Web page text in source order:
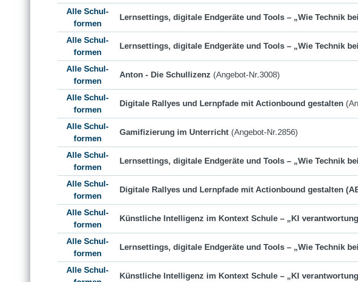
Alle Schul-
formen
Lernsettings, digitale Endgeräte und Tools – „Wie Technik
Alle Schul-
formen
Lernsettings, digitale Endgeräte und Tools – „Wie Technik
Alle Schul-
formen
Anton - Die Schullizenz (Angebot-Nr.3008)
Alle Schul-
formen
Digitale Rallyes und Lernpfade mit Actionbound gestalten
Alle Schul-
formen
Gamifizierung im Unterricht (Angebot-Nr.2856)
Alle Schul-
formen
Lernsettings, digitale Endgeräte und Tools – „Wie Technik
Alle Schul-
formen
Digitale Rallyes und Lernpfade mit Actionbound gestalten
Alle Schul-
formen
Künstliche Intelligenz im Kontext Schule – „KI
Alle Schul-
formen
Lernsettings, digitale Endgeräte und Tools – „Wie Technik
Alle Schul-
Künstliche Intelligenz im Kontext Schule – „KI